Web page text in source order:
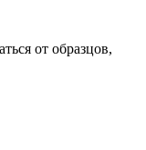
от образцов,